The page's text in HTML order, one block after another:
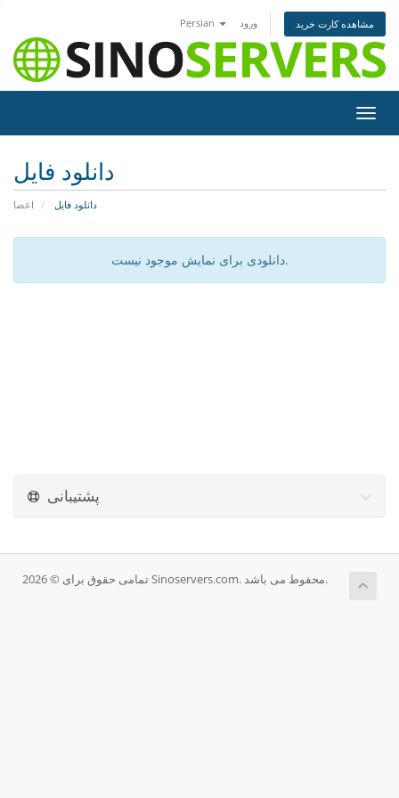
Persian ورود مشاهده کارت خرید
تغییر
دانلود فایل
اعضا دانلود فایل
دانلودی برای نمایش موجود نیست.
پشتیبانی
تمامی حقوق برای © 2026 Sinoservers.com. محفوط می باشد.